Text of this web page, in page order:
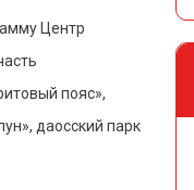
Центр
пояс»,
даосский парк